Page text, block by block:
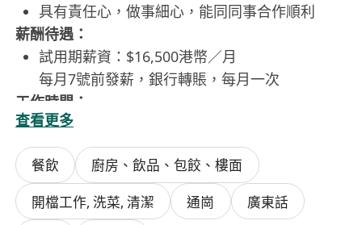
具有責任心，做事細心，能同同事合作順利
薪酬待遇：
試用期薪資：$16,500港幣／月
每月7號前發薪，銀行轉賬，每月一次
工作時間：
早班： 9:00 AM - 7:30 PM（需開市）
晚班： 12:00 PM - 10:30 PM（需閉店）
每週休息一天，每日工作10.5小時，包含員工餐
同半小時飯鐘（具體情況視店舖情況而定）
員工福利：
查看更多
餐飲
廚房、飲品、包餃、樓面
開檔工作, 洗菜, 清潔
通崗
廣東話